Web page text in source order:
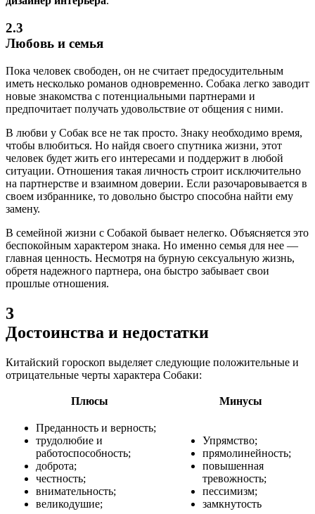
2.3
Любовь и семья
Пока человек свободен, он не считает предосудительным
иметь несколько романов одновременно. Собака легко заводит
новые знакомства с потенциальными партнерами и
предпочитает получать удовольствие от общения с ними.
В любви у Собак все не так просто. Знаку необходимо время,
чтобы влюбиться. Но найдя своего спутника жизни, этот
человек будет жить его интересами и поддержит в любой
ситуации. Отношения такая личность строит исключительно
на партнерстве и взаимном доверии. Если разочаровывается в
своем избраннике, то довольно быстро способна найти ему
замену.
В семейной жизни с Собакой бывает нелегко. Объясняется это
беспокойным характером знака. Но именно семья для нее —
главная ценность. Несмотря на бурную сексуальную жизнь,
обретя надежного партнера, она быстро забывает свои
прошлые отношения.
3
Достоинства и недостатки
Китайский гороскоп выделяет следующие положительные и
отрицательные черты характера Собаки:
Плюсы Минусы
Преданность и верность;
трудолюбие и
работоспособность;
доброта;
честность;
внимательность;
великодушие;
Упрямство;
прямолинейность;
повышенная
тревожность;
пессимизм;
замкнутость